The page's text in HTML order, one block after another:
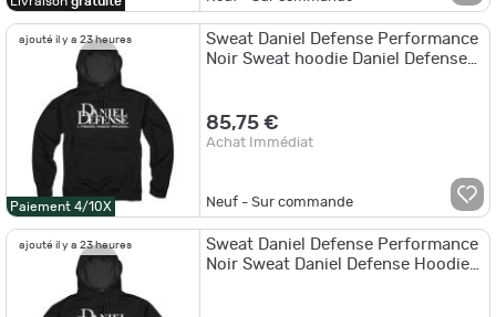
ajouté il y a 23 heures
Paiement 4/10X
Sweat Daniel Defense Performance
Noir Sweat hoodie Daniel Defense
85,75 €
Achat Immédiat
Neuf - Sur commande
ajouté il y a 23 heures
Sweat Daniel Defense Performance
Noir Sweat Daniel Defense Hoodie